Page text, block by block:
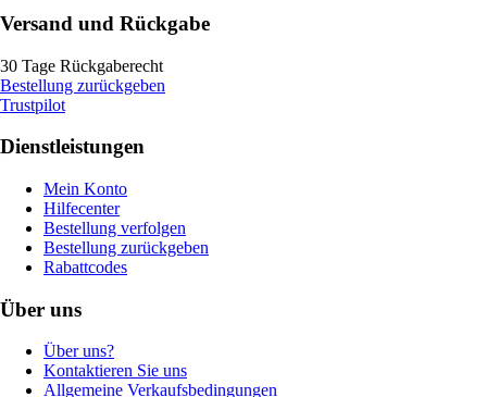
Versand und Rückgabe
30 Tage Rückgaberecht
Bestellung zurückgeben
Trustpilot
Dienstleistungen
Mein Konto
Hilfecenter
Bestellung verfolgen
Bestellung zurückgeben
Rabattcodes
Über uns
Über uns?
Kontaktieren Sie uns
Allgemeine Verkaufsbedingungen